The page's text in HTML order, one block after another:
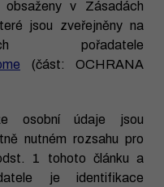
v Zásadách
jsou zveřejněny na
pořadatele
(část: OCHRANA
osobní údaje jsou
nutném rozsahu pro
1 tohoto článku a
je identifikace